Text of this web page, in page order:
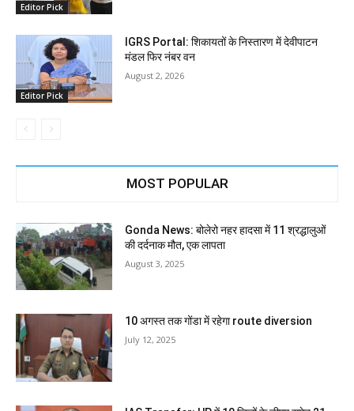
Editor Pick
Editor Pick
IGRS Portal: शिकायतों के निस्तारण में देवीपाटन
मंडल फिर नंबर वन
August 2, 2026
MOST POPULAR
Gonda News: बोलेरो नहर हादसा में 11 श्रद्धालुओं
की दर्दनाक मौत, एक लापता
August 3, 2025
10 अगस्त तक गोंडा में रहेगा route diversion
July 12, 2025